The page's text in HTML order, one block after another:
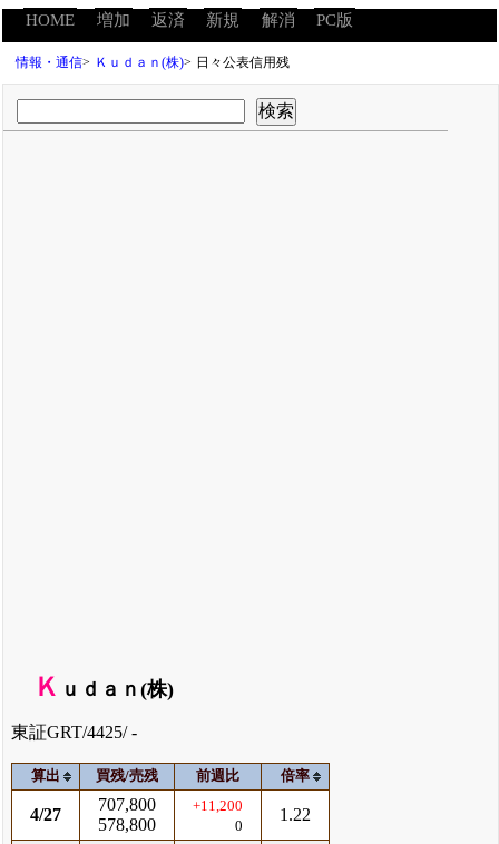
HOME 増加 返済 新規 解消 PC版
情報・通信> Ｋｕｄａｎ(株)> 日々公表信用残
Ｋ ｕｄａｎ(株)
東証GRT/4425/ -
算出 買残/売残 前週比 倍率
4/27
707,800
578,800
+11,200
0
1.22